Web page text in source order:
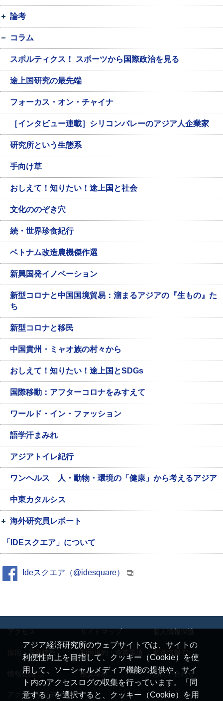
論考
コラム
スポルティクス！ スポーツから国際政治を見る
途上国研究の最先端
フォーカス・オン・チャイナ
［インタビュー連載］シリコンバレーのアジア人企業家
研究所という生態系
手向け草
おしえて！知りたい！途上国と社会
文化ののぞき穴
続・世界珍食紀行
ベトナム改造農機傑作選
新興国発イノベーション
新型コロナと中国国境貿易：溜まるアジアの『生もの』た
ち
新型コロナと移民
中国貴州・ミャオ族の村々から
おしえて！知りたい！途上国とSDGs
国際移動：アフターコロナをみすえて
ワールド・イン・ファッション
語学汗まみれ
アジアトイレ紀行
ワンヘルス 人・動物・環境の「健康」から考えるアジア
中東カタルシス
海外研究員レポート
「IDEスクエア」について
Ideスクエア（@idesquare）
アジア経済研究所のウェブサイトでは、サイトの
利便性向上を目指して、クッキー（Cookie）を使
用して、ソーシャルメディア機能の提供や、サイ
ト内のアクセスログの収集を行っています。「同
意する」を選択すると、クッキー（Cookie）を用
採用・募集情報 利用規約・免責事項 調達情報
情報公開 推奨環境 お問い合わせ
アクセシビリティ